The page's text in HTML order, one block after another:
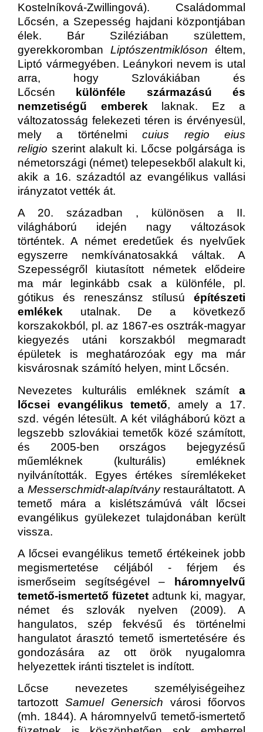
Kostelníková-Zwillingová). Családommal
Lőcsén, a Szepesség hajdani központjában
élek. Bár Sziléziában születtem,
gyerekkoromban Liptószentmiklóson éltem,
Liptó vármegyében. Leánykori nevem is utal
arra, hogy Szlovákiában és
Lőcsén
különféle származású és
nemzetiségű emberek laknak. Ez a
változatosság felekezeti téren is érvényesül,
mely a történelmicuius regio eius
religio szerint alakult ki. Lőcse polgársága is
németországi (német) telepesekből alakult ki,
akik a 16. századtól az evangélikus vallási
irányzatot vették át.
A 20. században , különösen a II.
világháború idején nagy változások
történtek. A német eredetűek és nyelvűek
egyszerre nemkívánatosakká váltak. A
Szepességről kiutasított németek elődeire
ma már leginkább csak a különféle, pl.
gótikus és reneszánsz stílusú építészeti
emlékek utalnak. De a következő
korszakokból, pl. az 1867-es osztrák-magyar
kiegyezés utáni korszakból megmaradt
épületek is meghatározóak egy ma már
kisvárosnak számító helyen, mint Lőcsén.
Nevezetes kulturális emléknek számít a
lőcsei evangélikus temető, amely a 17.
szd. végén létesült. A két világháború közt a
legszebb szlovákiai temetők közé számított,
és 2005-ben országos bejegyzésű
műemléknek (kulturális) emléknek
nyilvánították. Egyes értékes síremlékeket
a Messerschmidt-alapítványrestauráltatott. A
temető mára a kislétszámúvá vált lőcsei
evangélikus gyülekezet tulajdonában került
vissza.
A lőcsei evangélikus temető értékeinek jobb
megismertetése céljából - férjem és
ismerőseim segítségével –
háromnyelvű
temető-ismertető füzetet adtunk ki, magyar,
német és szlovák nyelven (2009). A
hangulatos, szép fekvésű és történelmi
hangulatot árasztó temető ismertetésére és
gondozására az ott örök nyugalomra
helyezettek iránti tisztelet is indított.
Lőcse nevezetes személyiségeihez
tartozott Samuel Genersich városi főorvos
(mh. 1844). A háromnyelvű temető-ismertető